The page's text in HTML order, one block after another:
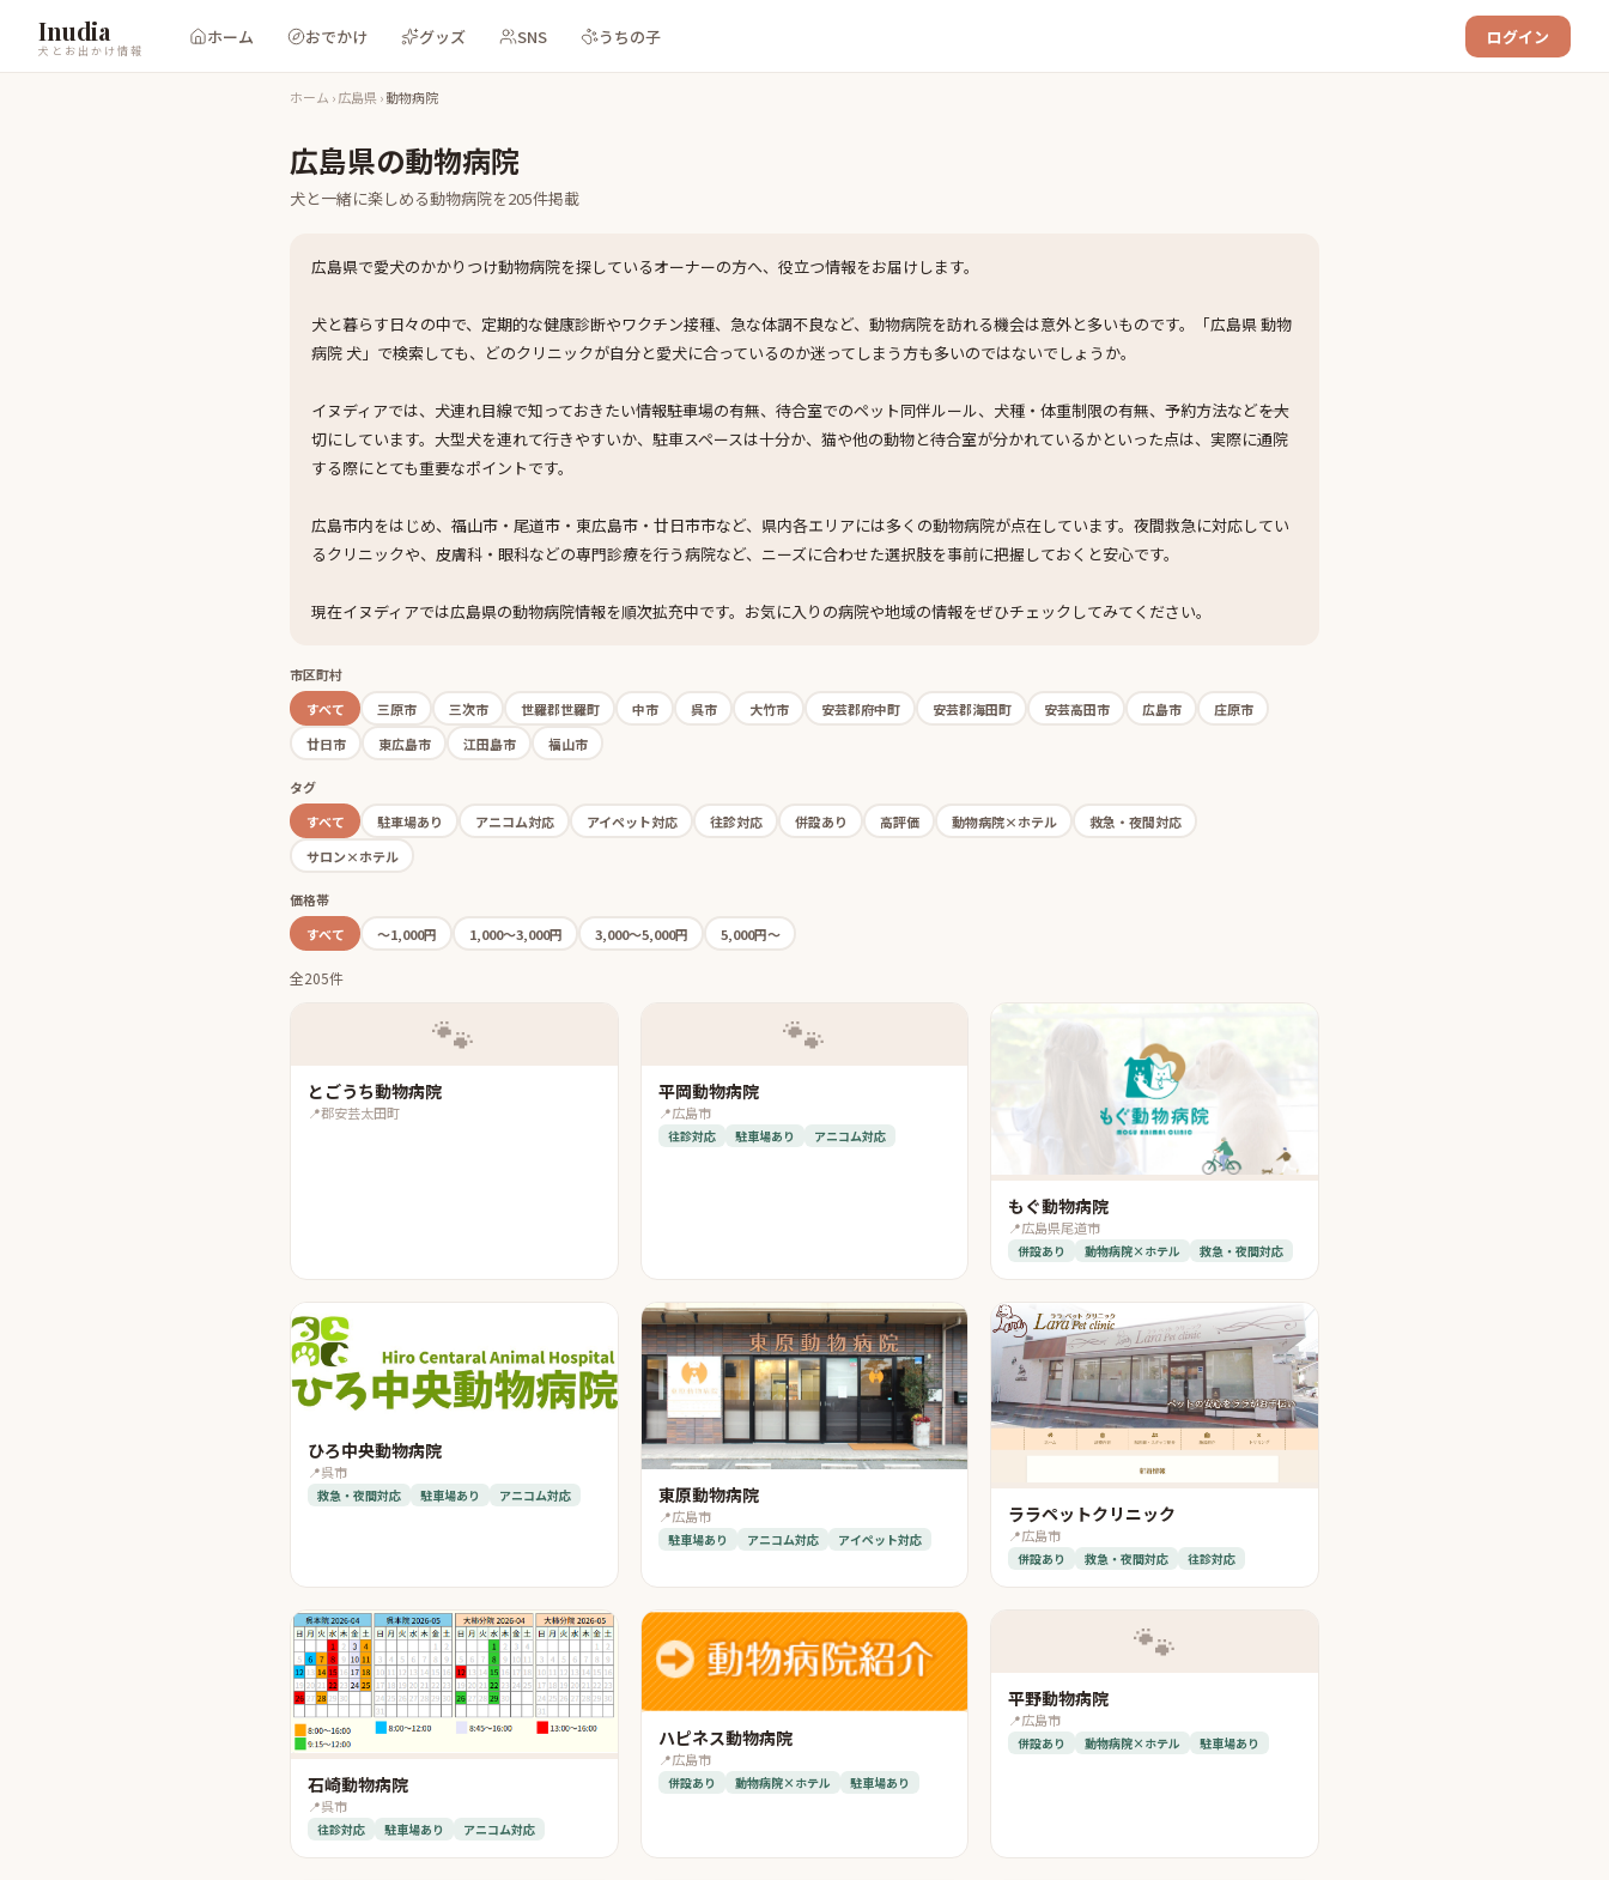
Inudia
犬とお出かけ情報
ホーム おでかけ グッズ SNS うちの子 ログイン
ホーム ›広島県›動物病院
広島県の動物病院
犬と一緒に楽しめる動物病院を205件掲載
広島県で愛犬のかかりつけ動物病院を探しているオーナーの方へ、役立つ情報をお届けします。
犬と暮らす日々の中で、定期的な健康診断やワクチン接種、急な体調不良など、動物病院を訪れる機会は意外と多いものです。「広島県 動物
病院 犬」で検索しても、どのクリニックが自分と愛犬に合っているのか迷ってしまう方も多いのではないでしょうか。
イヌディアでは、犬連れ目線で知っておきたい情報――駐車場の有無、待合室でのペット同伴ルール、犬種・体重制限の有無、予約方法など――を大
切にしています。大型犬を連れて行きやすいか、駐車スペースは十分か、猫や他の動物と待合室が分かれているかといった点は、実際に通院
する際にとても重要なポイントです。
広島市内をはじめ、福山市・尾道市・東広島市・廿日市市など、県内各エリアには多くの動物病院が点在しています。夜間救急に対応してい
るクリニックや、皮膚科・眼科などの専門診療を行う病院など、ニーズに合わせた選択肢を事前に把握しておくと安心です。
現在イヌディアでは広島県の動物病院情報を順次拡充中です。お気に入りの病院や地域の情報をぜひチェックしてみてください。
市区町村
すべて
三原市 三次市 世羅郡世羅町 中市 呉市 大竹市 安芸郡府中町 安芸郡海田町 安芸高田市 広島市
庄原市
廿日市
東広島市 江田島市 福山市
タグ
すべて
駐車場あり アニコム対応 アイペット対応 往診対応 併設あり 高評価 動物病院×ホテル
救急・夜間対応
サロン×ホテル
価格帯
すべて
〜1,000円 1,000〜3,000円 3,000〜5,000円 5,000円〜
全205件
🐾
とごうち動物病院
📍郡安芸太田町
🐾
平岡動物病院
📍広島市
往診対応 駐車場あり アニコム対応
もぐ動物病院
📍広島県尾道市
併設あり 動物病院×ホテル 救急・夜間対応
ひろ中央動物病院
📍呉市
救急・夜間対応 駐車場あり アニコム対応 東原動物病院
📍広島市
駐車場あり アニコム対応 アイペット対応
ララペットクリニック
📍広島市
併設あり 救急・夜間対応 往診対応
石崎動物病院
📍呉市
往診対応 駐車場あり アニコム対応
ハピネス動物病院
📍広島市
併設あり 動物病院×ホテル 駐車場あり
🐾
平野動物病院
📍広島市
併設あり 動物病院×ホテル 駐車場あり